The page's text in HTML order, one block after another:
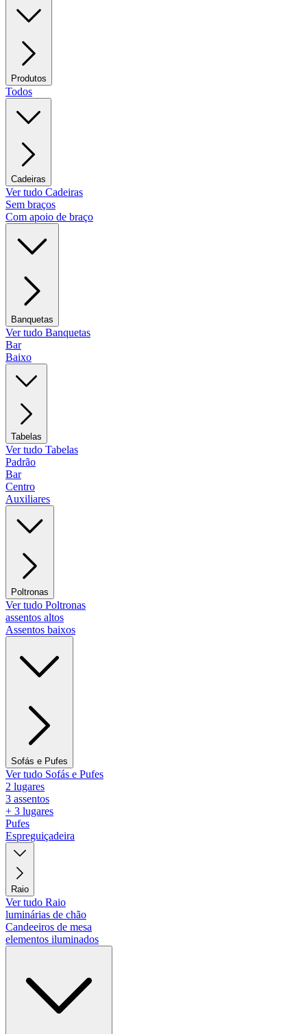
Produtos
Todos
Cadeiras
Ver tudo Cadeiras
Sem braços
Com apoio de braço
Banquetas
Ver tudo Banquetas
Bar
Baixo
Tabelas
Ver tudo Tabelas
Padrão
Bar
Centro
Auxiliares
Poltronas
Ver tudo Poltronas
assentos altos
Assentos baixos
Sofás e Pufes
Ver tudo Sofás e Pufes
2 lugares
3 assentos
+ 3 lugares
Pufes
Espreguiçadeira
Raio
Ver tudo Raio
luminárias de chão
Candeeiros de mesa
elementos iluminados